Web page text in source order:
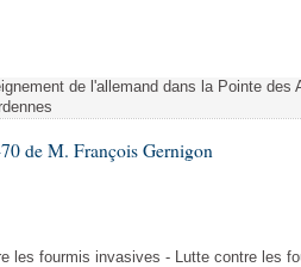
de l'allemand dans la Pointe des
de M. François Gernigon
les fourmis invasives - Lutte contre les